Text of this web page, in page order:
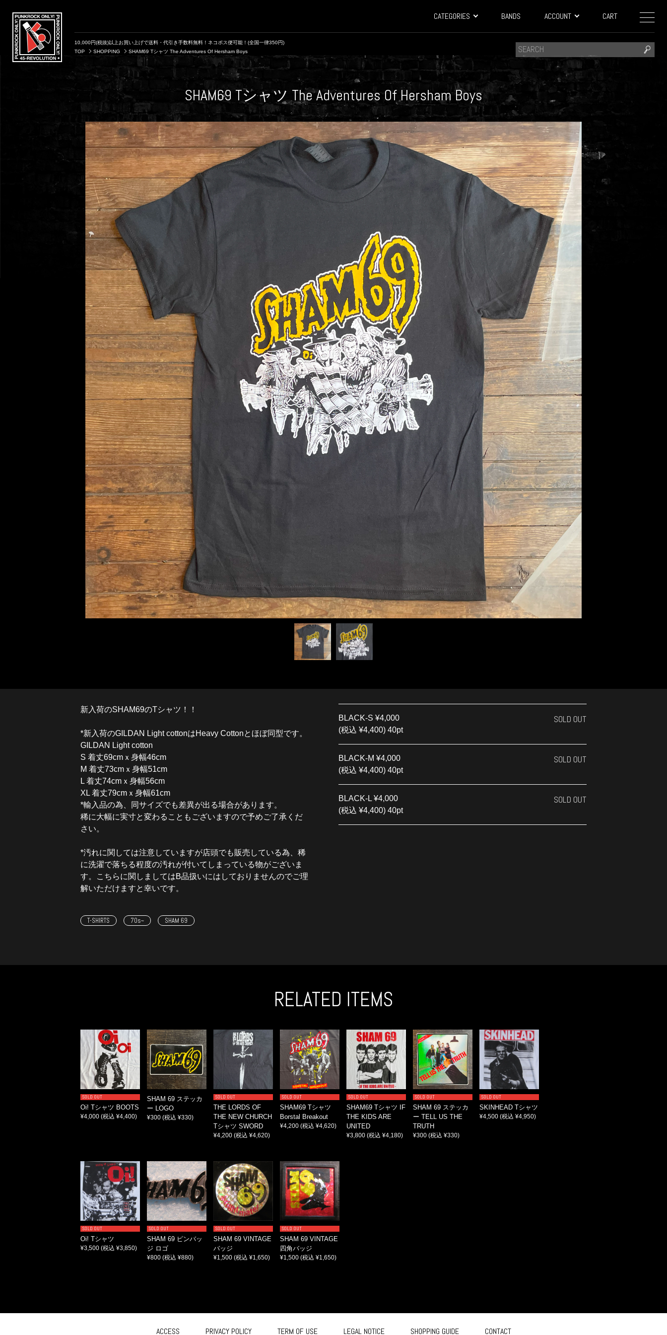
10,000円(税抜)以上お買い上げで送料・代引き手数料無料！ネコポス便可能！(全国一律350円)
TOP
SHOPPING SHAM69 Tシャツ The Adventures Of Hersham Boys
CART
ACCOUNT
BANDS
CATEGORIES
SHAM69 Tシャツ The Adventures Of Hersham Boys
新入荷のSHAM69のTシャツ！！
*新入荷のGILDAN Light cottonはHeavy Cottonとほぼ同型です。
GILDAN Light cotton
S 着丈69cmｘ身幅46cm
M 着丈73cmｘ身幅51cm
L 着丈74cmｘ身幅56cm
XL 着丈79cmｘ身幅61cm
*輸入品の為、同サイズでも差異が出る場合があります。
稀に大幅に実寸と変わることもございますので予めご了承くだ
さい。
*汚れに関しては注意していますが店頭でも販売している為、稀
に洗濯で落ちる程度の汚れが付いてしまっている物がございま
す。こちらに関しましてはB品扱いにはしておりませんのでご理
解いただけますと幸いです。
T-SHIRTS 70s~ SHAM 69
BLACK-S ¥4,000
(税込 ¥4,400) 40pt
SOLD OUT
BLACK-M ¥4,000
(税込 ¥4,400) 40pt
SOLD OUT
BLACK-L ¥4,000
(税込 ¥4,400) 40pt
SOLD OUT
RELATED ITEMS
SOLD OUT
Oi! Tシャツ BOOTS
¥4,000 (税込 ¥4,400)
SHAM 69 ステッカ
ー LOGO
¥300 (税込 ¥330)
SOLD OUT
THE LORDS OF
THE NEW CHURCH
Tシャツ SWORD
¥4,200 (税込 ¥4,620)
SOLD OUT
SHAM69 Tシャツ
Borstal Breakout
¥4,200 (税込 ¥4,620)
SOLD OUT
SHAM69 Tシャツ IF
THE KIDS ARE
UNITED
¥3,800 (税込 ¥4,180)
SOLD OUT
SHAM 69 ステッカ
ー TELL US THE
TRUTH
¥300 (税込 ¥330)
SOLD OUT
SKINHEAD Tシャツ
¥4,500 (税込 ¥4,950)
SOLD OUT
Oi! Tシャツ
¥3,500 (税込 ¥3,850)
SOLD OUT
SHAM 69 ピンバッ
ジ ロゴ
¥800 (税込 ¥880)
SOLD OUT
SHAM 69 VINTAGE
バッジ
¥1,500 (税込 ¥1,650)
SOLD OUT
SHAM 69 VINTAGE
四角バッジ
¥1,500 (税込 ¥1,650)
ACCESS PRIVACY POLICY TERM OF USE LEGAL NOTICE SHOPPING GUIDE CONTACT